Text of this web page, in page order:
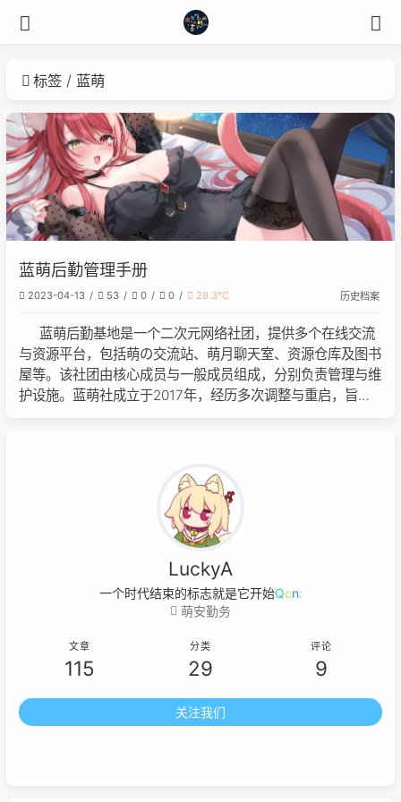
标签 蓝萌
蓝萌后勤管理手册
2023-04-13 53 0 0 29.3℃ 历史档案
蓝萌后勤基地是一个二次元网络社团，提供多个在线交流
与资源平台，包括萌の交流站、萌月聊天室、资源仓库及图书
屋等。该社团由核心成员与一般成员组成，分别负责管理与维
护设施。蓝萌社成立于2017年，经历多次调整与重启，旨在
LuckyA
一个时代结束的标志就是它开始被浪pz
萌安勤务
文章
115
分类
29
评论
9
关注我们